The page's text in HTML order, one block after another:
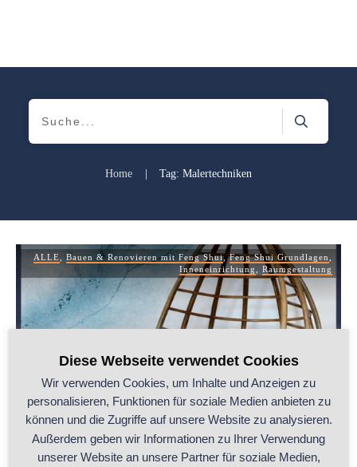
Home Tag: Malertechniken
ALLE Bauen & Renovieren mit Feng Shui,Feng Shui Grundlagen
Inneneinrichtung
Raumgestaltung
„Malertechniken doppelt beleuchtet: Handwerk
trifft Feng Shui“
Die Kraft der Farbe und Struktur im Einklang mit Feng Shui Als
Diese Webseite verwendet Cookies
Wir verwenden Cookies, um Inhalte und Anzeigen zu
personalisieren, Funktionen für soziale Medien anbieten zu
können und die Zugriffe auf unsere Website zu analysieren.
Außerdem geben wir Informationen zu Ihrer Verwendung
unserer Website an unsere Partner für soziale Medien,